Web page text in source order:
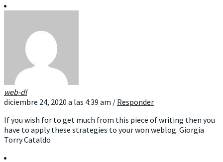
web-dl
diciembre 24, 2020 a las 4:39 am / Responder
If you wish for to get much from this piece of writing then you
have to apply these strategies to your won weblog. Giorgia
Torry Cataldo